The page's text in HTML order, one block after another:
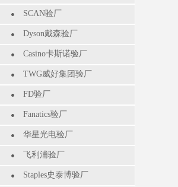
SCAN验厂
Dyson戴森验厂
Casino卡斯诺验厂
TWG威好集团验厂
FD验厂
Fanatics验厂
华星光电验厂
飞利浦验厂
Staples史泰博验厂